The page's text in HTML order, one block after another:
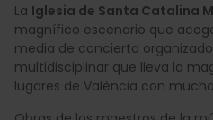
La Iglesia de Santa Catalina
magnífico escenario que
media de concierto
multidisciplinar que lleva la
lugares de València con